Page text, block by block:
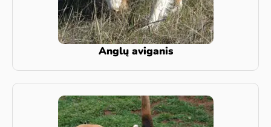
Anglų aviganis